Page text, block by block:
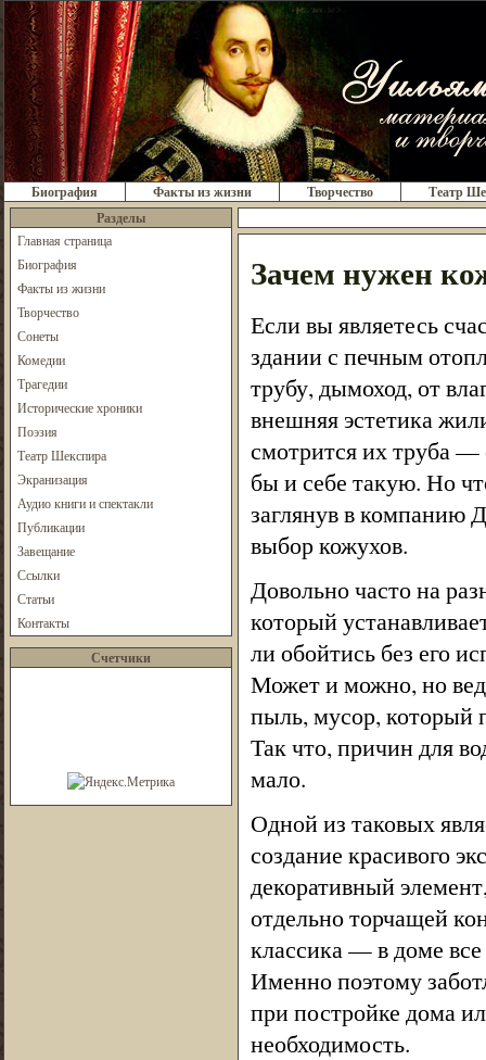
Биография Факты из жизни Творчество
Театр
Разделы
Главная страница
Биография
Факты из жизни
Творчество
Сонеты
Комедии
Трагедии
Исторические хроники
Поэзия
Театр Шекспира
Экранизация
Аудио книги и спектакли
Публикации
Завещание
Ссылки
Статьи
Контакты
Счетчики
Зачем нужен
Если вы являетесь
здании с печным
трубу, дымоход, от
внешняя эстетика
смотрится их труба
бы и себе такую. Но
заглянув в
выбор кожухов.
Довольно часто на
который
ли обойтись без его
Может и можно, но
пыль, мусор, который
Так что, причин для
мало.
Одной из таковых
создание красивого
декоративный
отдельно торчащей
классика — в доме
Именно поэтому
при постройке дома
необходимость.